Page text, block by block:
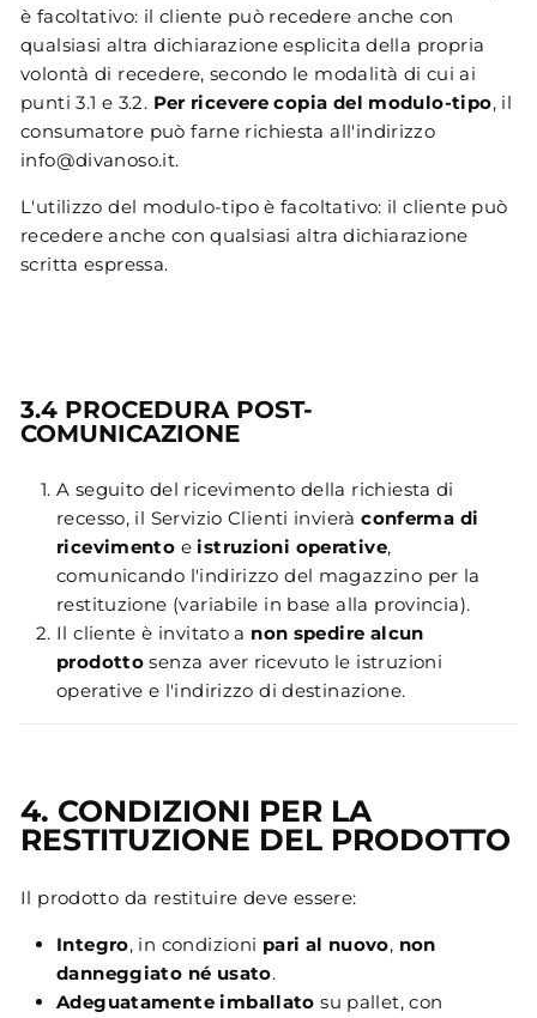
è facoltativo: il cliente può recedere anche con
qualsiasi altra dichiarazione esplicita della propria
volontà di recedere, secondo le modalità di cui ai
punti 3.1 e 3.2. Per ricevere copia del modulo-tipo, il
consumatore può farne richiesta all'indirizzo
info@divanoso.it.
L'utilizzo del modulo-tipo è facoltativo: il cliente può
recedere anche con qualsiasi altra dichiarazione
scritta espressa.
3.4 PROCEDURA POST-
COMUNICAZIONE
A seguito del ricevimento della richiesta di
recesso, il Servizio Clienti invieràconferma di
ricevimento eistruzioni operative,
comunicando l'indirizzo del magazzino per la
restituzione (variabile in base alla provincia).
Il cliente è invitato a non spedire alcun
prodotto senza aver ricevuto le istruzioni
operative e l'indirizzo di destinazione.
4. CONDIZIONI PER LA
RESTITUZIONE DEL PRODOTTO
Il prodotto da restituire deve essere:
Integro, in condizioni pari al nuovo, non
danneggiato né usato.
Adeguatamente imballato su pallet, con